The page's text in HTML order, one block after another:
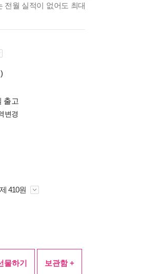
전월 실적이 없어도 최대
출고
변경
410원
물하기 보관함 +